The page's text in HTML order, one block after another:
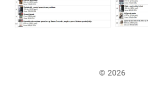
© 2026